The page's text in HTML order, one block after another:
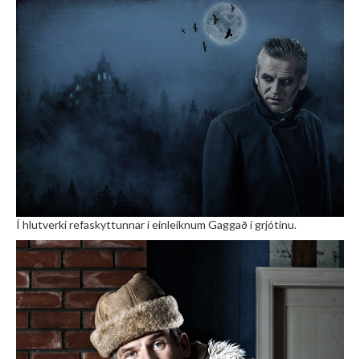
Í hlutverki refaskyttunnar í einleiknum Gaggað í grjótinu.